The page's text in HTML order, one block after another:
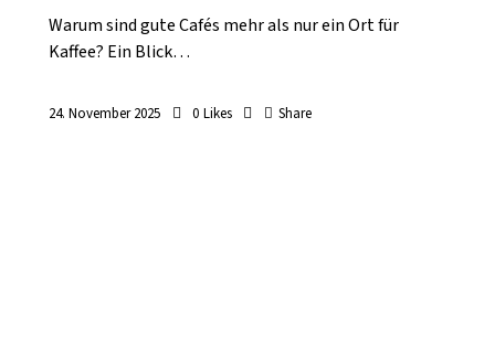
Warum sind gute Cafés mehr als nur ein Ort für
Kaffee? Ein Blick…
24. November 2025 0 Likes Share